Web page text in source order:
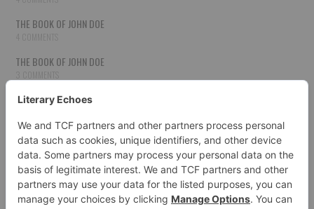
THE BOOK OF JOHN DOE
THE BOOK OF JOHN DOE
THE BOOK OF JOHN DOE
THE BOOK OF JOHN DOE
3 COMMENTS
HOW TO PUBLISH YOUR WORK
3 COMMENTS